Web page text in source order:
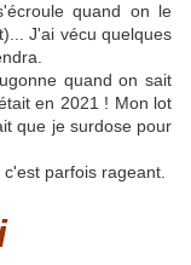
quand on le
J'ai vécu quelques
quand on sait
en 2021 ! Mon lot
que je surdose pour
parfois rageant.